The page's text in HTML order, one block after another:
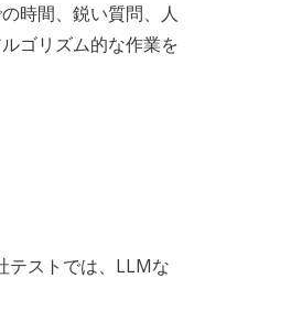
時間、鋭い質問、人
ゴリズム的な作業を
テストでは、LLMな